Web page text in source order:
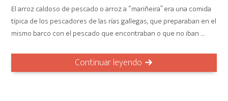
El arroz caldoso de pescado o arroz a “mariñeira” era una comida
típica de los pescadores de las rías gallegas, que preparaban en el
mismo barco con el pescado que encontraban o que no iban …
Continuar leyendo